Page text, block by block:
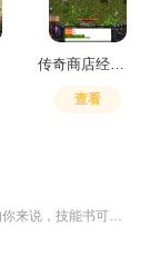
传奇商店经营与打造无限钻石
查看
大家好呀！对于刚进入游戏世界的你来说，技能书可是提升实力的关键道具，能让你在冒险旅程中更加得心应手。只要掌握了正确的购买方法，就能节省大量时间和精力，让角色快速成